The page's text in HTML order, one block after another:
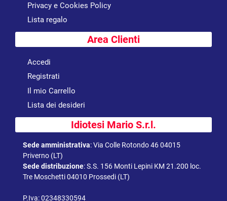
Privacy e Cookies Policy
Lista regalo
Area Clienti
Accedi
Registrati
Il mio Carrello
Lista dei desideri
Idiotesi Mario S.r.l.
Sede amministrativa:Via Colle Rotondo 46 04015
Priverno (LT)
Sede distribuzione:S.S. 156 Monti Lepini KM 21.200 loc.
Tre Moschetti 04010 Prossedi (LT)
P.Iva: 02348330594